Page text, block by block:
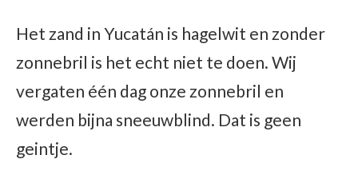
Het zand in Yucatán is hagelwit en zonder
zonnebril is het echt niet te doen. Wij
vergaten één dag onze zonnebril en
werden bijna sneeuwblind. Dat is geen
geintje.